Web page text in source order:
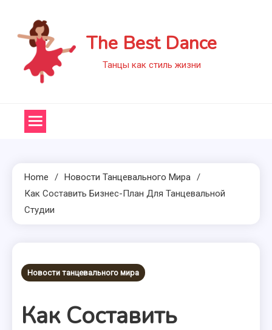
content
The Best Dance
Танцы как стиль жизни
Home
Новости Танцевального Мира
Как Составить Бизнес-План Для Танцевальной
Студии
Новости танцевального мира
Как Составить